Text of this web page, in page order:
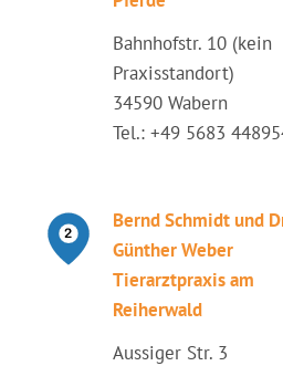
Bahnhofstr. 10 (kein
Praxisstandort)
34590 Wabern
Tel.: +49 5683
Bernd Schmidt und
Günther Weber
Tierarztpraxis am
Reiherwald
Aussiger Str. 3